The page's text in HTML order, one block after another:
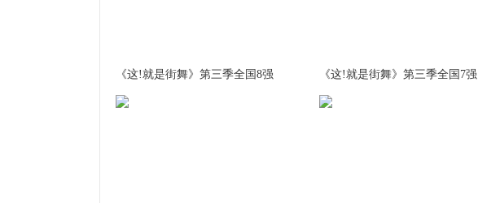
《这!就是街舞》第三季全国8强 《这!就是街舞》第三季全国7强